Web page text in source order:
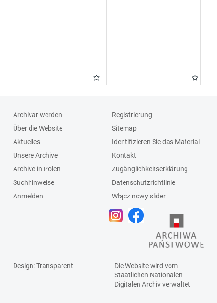
Archivar werden
Über die Website
Aktuelles
Unsere Archive
Archive in Polen
Suchhinweise
Anmelden
Registrierung
Sitemap
Identifizieren Sie das Material
Kontakt
Zugänglichkeitserklärung
Datenschutzrichtlinie
Włącz nowy slider
Design: Transparent
Die Website wird vom
Staatlichen Nationalen
Digitalen Archivverwaltet